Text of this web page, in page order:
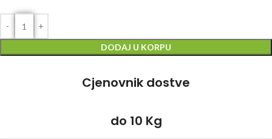
DODAJ U KORPU
Cjenovnik dostve
do 10 Kg